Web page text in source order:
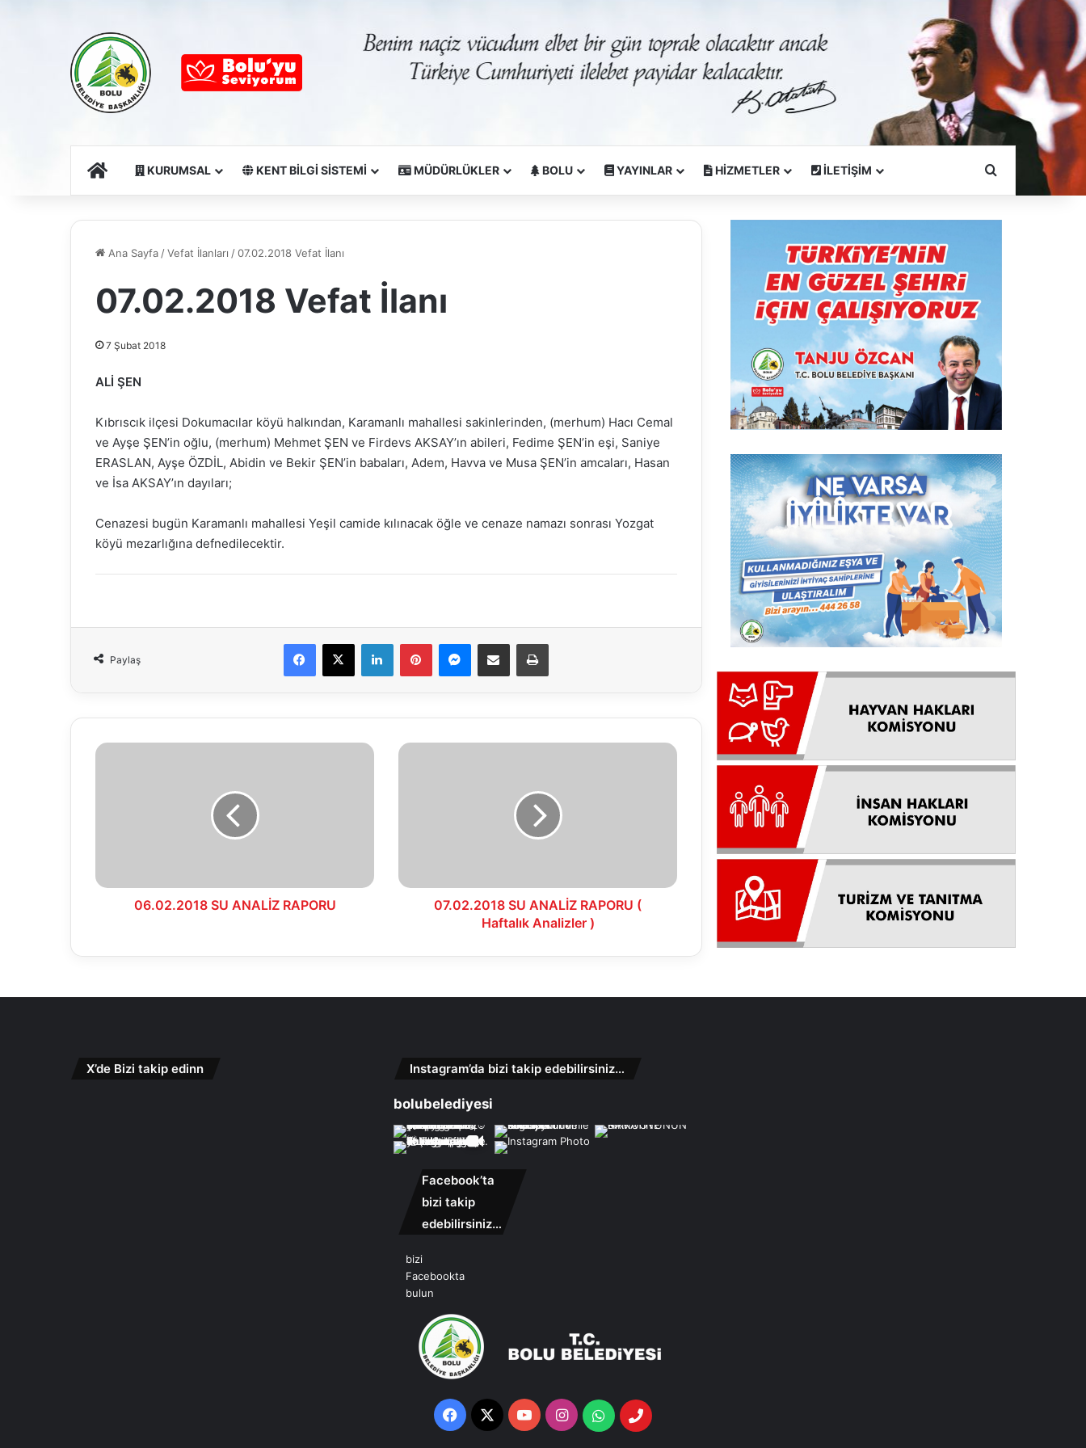
Ana SayfaKURUMSAL KENT BİLGİ SİSTEMİ MÜDÜRLÜKLER BOLU YAYINLAR HİZMETLER İLETİŞİM Arama Yapın
Ana Sayfa /Vefat İlanları /07.02.2018 Vefat İlanı
07.02.2018 Vefat İlanı
7 Şubat 2018
ALİ ŞEN
Kıbrıscık ilçesi Dokumacılar köyü halkından, Karamanlı mahallesi sakinlerinden, (merhum) Hacı Cemal
ve Ayşe ŞEN’in oğlu, (merhum) Mehmet ŞEN ve Firdevs AKSAY’ın abileri, Fedime ŞEN’in eşi, Saniye
ERASLAN, Ayşe ÖZDİL, Abidin ve Bekir ŞEN’in babaları, Adem, Havva ve Musa ŞEN’in amcaları, Hasan
ve İsa AKSAY’ın dayıları;
Cenazesi bugün Karamanlı mahallesi Yeşil camide kılınacak öğle ve cenaze namazı sonrası Yozgat
köyü mezarlığına defnedilecektir.
Paylaş
Facebook
X LinkedInPinterestMessenger
E-Mail ile paylaş Yazdır
06.02.2018
06.02.2018 SU ANALİZ RAPORU
07.02.2018
07.02.2018 SU ANALİZ RAPORU (
Haftalık Analizler )
X’de Bizi takip edinn Instagram’da bizi takip edebilirsiniz…
bolubelediyesi
Facebook’ta
bizi takip
edebilirsiniz…
bizi
Facebookta
bulun
Facebook
X YouTubeInstagramWhatsappTelefon